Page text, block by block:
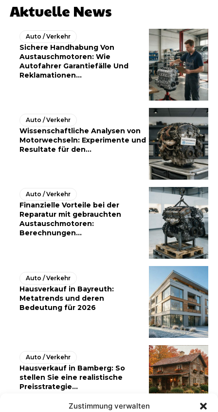
Zustimmung verwalten
Aktuelle News
Auto / Verkehr
Sichere Handhabung Von
Austauschmotoren: Wie
Autofahrer Garantiefälle Und
Reklamationen...
Auto / Verkehr
Wissenschaftliche Analysen von
Motorwechseln: Experimente und
Resultate für den...
Auto / Verkehr
Finanzielle Vorteile bei der
Reparatur mit gebrauchten
Austauschmotoren:
Berechnungen...
Auto / Verkehr
Hausverkauf in Bayreuth:
Metatrends und deren
Bedeutung für 2026
Auto / Verkehr
Hausverkauf in Bamberg: So
stellen Sie eine realistische
Preisstrategie...